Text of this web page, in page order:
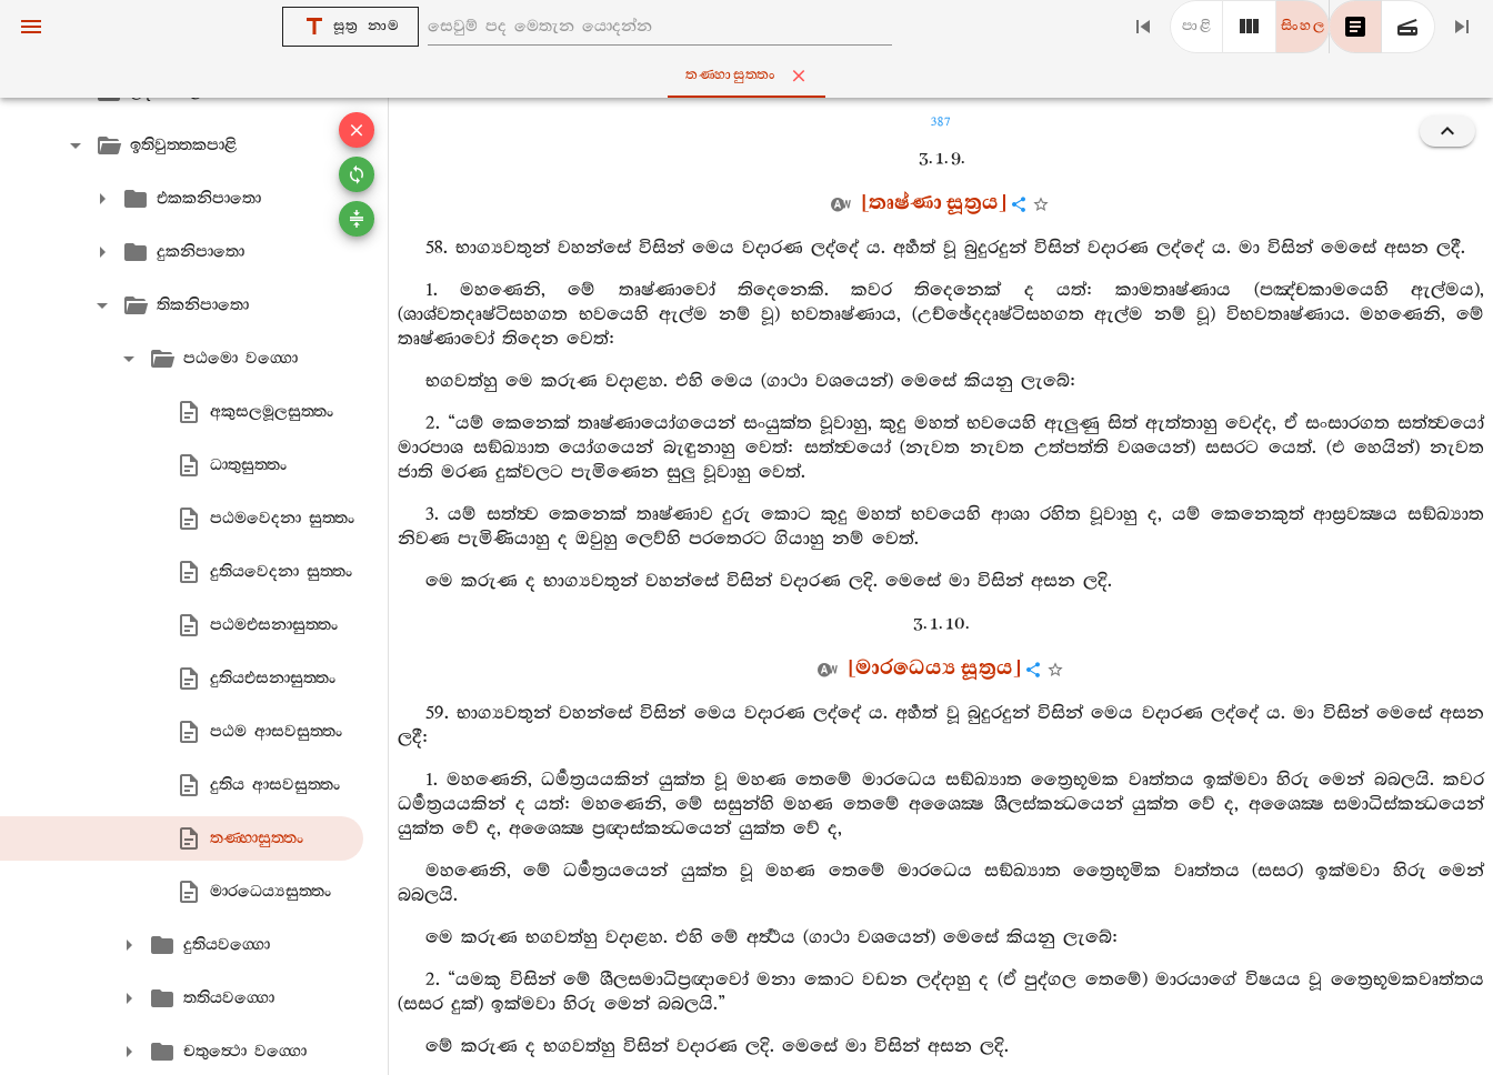
සූත්‍ර නාම පාළි සිංහල
තණ‍්හාසුත‍්තං
ඉතිවුත‍්තකපාළි
එකකනිපාතො
දුකනිපාතො
තිකනිපාතො
පඨමො වග‍්ගො
අකුසලමූලසුත‍්තං
ධාතුසුත‍්තං
පඨමවෙදනා සුත‍්තං
දුතියවෙදනා සුත‍්තං
පඨමඑසනාසුත‍්තං
දුතියඑසනාසුත‍්තං
පඨම ආසවසුත‍්තං
දුතිය ආසවසුත‍්තං
තණ‍්හාසුත‍්තං
මාරධෙය්‍යසුත‍්තං
දුතියවග‍්ගො
තතියවග‍්ගො
චතුත්‍ථො වග‍්ගො
387
3. 1. 9.
[තෘෂ්ණා සූත්‍රය]
58. භාග්‍යවතුන් වහන්සේ විසින් මෙය වදාරණ ලද්දේ ය. අර්‍හත් වූ බුදුරදුන් විසින් වදාරණ ලද්දේ ය. මා විසින් මෙසේ අසන ලදී.
1. මහණෙනි, මේ තෘෂ්ණාවෝ තිදෙනෙකි. කවර තිදෙනෙක් ද යත්: කාමතෘෂ්ණාය (පඤ්චකාමයෙහි ඇල්මය),
(ශාශ්වතදෘෂ්ටිසහගත භවයෙහි ඇල්ම නම් වූ) භවතෘෂ්ණාය, (උච්ඡේදදෘෂ්ටිසහගත ඇල්ම නම් වූ) විභවතෘෂ්ණාය. මහණෙනි, මේ
තෘෂ්ණාවෝ තිදෙන වෙත්:
භගවත්හු මෙ කරුණ වදාළහ. එහි මෙය (ගාථා වශයෙන්) මෙසේ කියනු ලැබේ:
2. “යම් කෙනෙක් තෘෂ්ණායෝගයෙන් සංයුක්ත වූවාහු, කුදු මහත් භවයෙහි ඇලුණු සිත් ඇත්තාහු වෙද්ද, ඒ සංසාරගත සත්ත්‍වයෝ
මාරපාශ සඞ්ඛ්‍යාත යෝගයෙන් බැඳුනාහු වෙත්: සත්ත්‍වයෝ (නැවත නැවත උත්පත්ති වශයෙන්) සසරට යෙත්. (එ හෙයින්) නැවත
ජාති මරණ දුක්වලට පැමිණෙන සුලු වූවාහු වෙත්.
3. යම් සත්ත්‍ව කෙනෙක් තෘෂ්ණාව දුරු කොට කුදු මහත් භවයෙහි ආශා රහිත වූවාහු ද, යම් කෙනෙකුත් ආස්‍රවක්‍ෂය සඞ්ඛ්‍යාත
නිවණ පැමිණියාහු ද ඔවුහු ලෙව්හි පරතෙරට ගියාහු නම් වෙත්.
මෙ කරුණ ද භාග්‍යවතුන් වහන්සේ විසින් වදාරණ ලදි. මෙසේ මා විසින් අසන ලදි.
3. 1. 10.
[මාරධෙය්‍ය සූත්‍රය]
59. භාග්‍යවතුන් වහන්සේ විසින් මෙය වදාරණ ලද්දේ ය. අර්‍හත් වූ බුදුරදුන් විසින් මෙය වදාරණ ලද්දේ ය. මා විසින් මෙසේ අසන
ලදී:
1. මහණෙනි, ධර්‍මත්‍රයයකින් යුක්ත වූ මහණ තෙමේ මාරධෙය සඞ්ඛ්‍යාත ත්‍රෛභූමක වෘත්තය ඉක්මවා හිරු මෙන් බබලයි. කවර
ධර්‍මත්‍රයයකින් ද යත්: මහණෙනි, මේ සසුන්හි මහණ තෙමේ අශෛක්‍ෂ ශීලස්කන්‍ධයෙන් යුක්ත වේ ද, අශෛක්‍ෂ සමාධිස්කන්‍ධයෙන්
යුක්ත වේ ද, අශෛක්‍ෂ ප්‍රඥාස්කන්‍ධයෙන් යුක්ත වේ ද,
මහණෙනි, මේ ධර්‍මත්‍රයයෙන් යුක්ත වූ මහණ තෙමේ මාරධෙය සඞ්ඛ්‍යාත ත්‍රෛභූමික වෘත්තය (සසර) ඉක්මවා හිරු මෙන්
බබලයි.
මෙ කරුණ භගවත්හු වදාළහ. එහි මේ අර්‍ත්‍ථය (ගාථා වශයෙන්) මෙසේ කියනු ලැබේ:
2. “යමකු විසින් මේ ශීලසමාධිප්‍රඥාවෝ මනා කොට වඩන ලද්දාහු ද (ඒ පුද්ගල තෙමේ) මාරයාගේ විෂයය වූ ත්‍රෛභූමකවෘත්තය
(සසර දුක්) ඉක්මවා හිරු මෙන් බබලයි.”
මේ කරුණ ද භගවත්හු විසින් වදාරණ ලදි. මෙසේ මා විසින් අසන ලදි.